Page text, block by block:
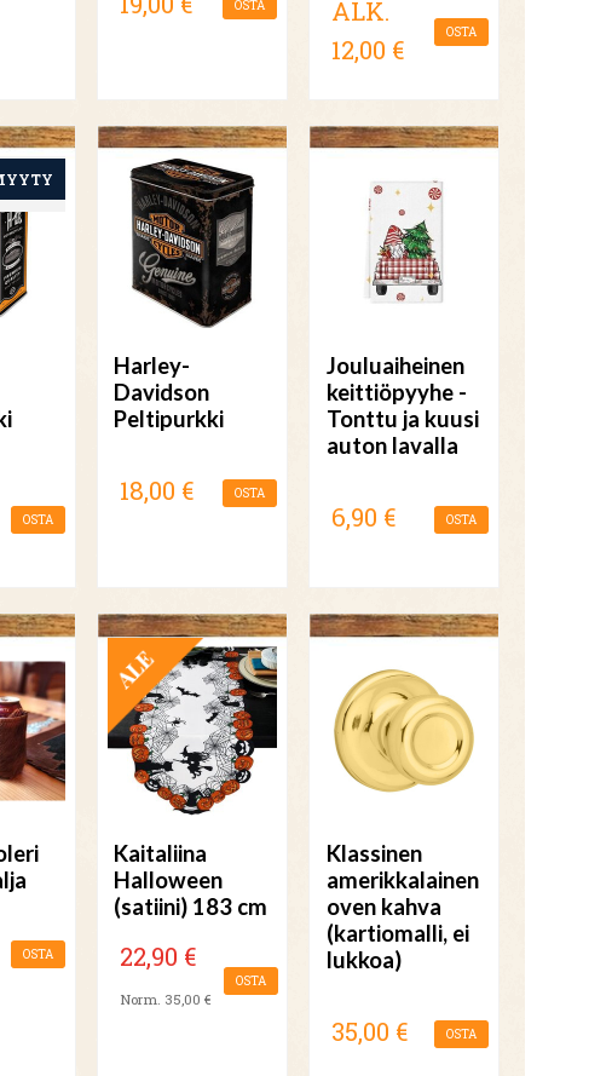
OSTA
ALK.
12,00 €
OSTA
OSTA
Harley-
Davidson
Peltipurkki
18,00 € OSTA
Jouluaiheinen
keittiöpyyhe -
Tonttu ja kuusi
auton lavalla
6,90 € OSTA
OSTA
TARJOUS
Kaitaliina
Halloween
(satiini) 183 cm
22,90 €
Norm. 35,00 €
OSTA
Klassinen
amerikkalainen
oven kahva
(kartiomalli, ei
lukkoa)
35,00 € OSTA